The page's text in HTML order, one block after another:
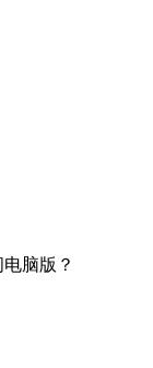
脑版？